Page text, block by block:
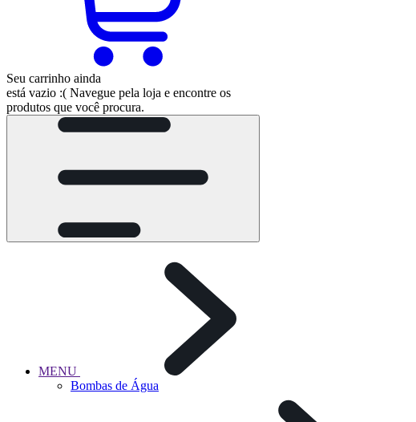
Seu carrinho ainda
está vazio :( Navegue pela loja e encontre os
produtos que você procura.
MENU
Bombas de Água